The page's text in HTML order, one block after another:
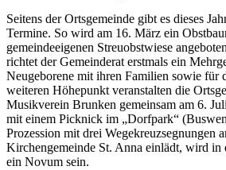
Seitens der Ortsgemeinde gibt es dieses
Termine. So wird am 16. März ein
gemeindeeigenen Streuobstwiese
richtet der Gemeinderat erstmals ein
Neugeborene mit ihren Familien sowie für
weiteren Höhepunkt veranstalten die
Musikverein Brunken gemeinsam am 6.
mit einem Picknick im „Dorfpark“
Prozession mit drei Wegekreuzsegnungen
Kirchengemeinde St. Anna einlädt, wird in
ein Novum sein.